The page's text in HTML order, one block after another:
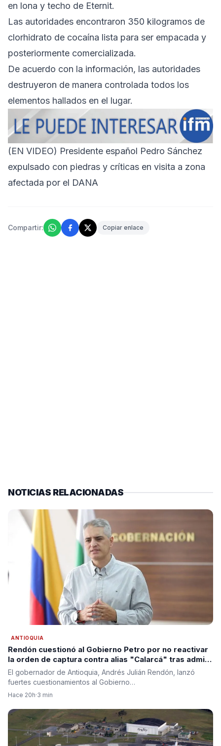
en lona y techo de Eternit.
Las autoridades encontraron 350 kilogramos de
clorhidrato de cocaína lista para ser empacada y
posteriormente comercializada.
De acuerdo con la información, las autoridades
destruyeron de manera controlada todos los
elementos hallados en el lugar.
(EN VIDEO) Presidente español Pedro Sánchez
expulsado con piedras y críticas en visita a zona
afectada por el DANA
Compartir: Copiar enlace
NOTICIAS RELACIONADAS
ANTIOQUIA
Rendón cuestionó al Gobierno Petro por no reactivar
la orden de captura contra alias "Calarcá" tras admitir
fracaso del proceso de paz
El gobernador de Antioquia, Andrés Julián Rendón, lanzó
fuertes cuestionamientos al Gobierno…
Hace 20h·3 min